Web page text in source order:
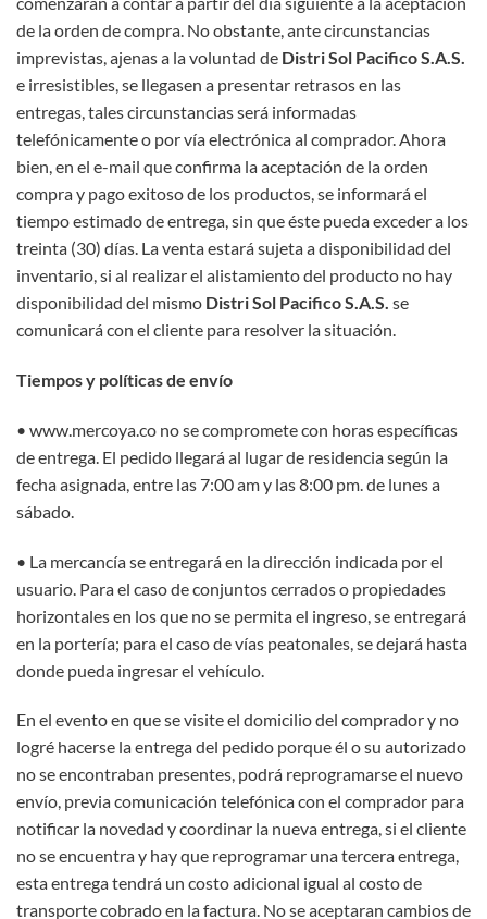
de la orden de compra. No obstante, ante circunstancias
imprevistas, ajenas a la voluntad de Distri Sol Pacifico S.A.S.
e irresistibles, se llegasen a presentar retrasos en las
entregas, tales circunstancias será informadas
telefónicamente o por vía electrónica al comprador. Ahora
bien, en el e-mail que confirma la aceptación de la orden
compra y pago exitoso de los productos, se informará el
tiempo estimado de entrega, sin que éste pueda exceder a los
treinta (30) días. La venta estará sujeta a disponibilidad del
inventario, si al realizar el alistamiento del producto no hay
disponibilidad del mismo Distri Sol Pacifico S.A.S. se
comunicará con el cliente para resolver la situación.
Tiempos y políticas de envío
• www.mercoya.co no se compromete con horas específicas
de entrega. El pedido llegará al lugar de residencia según la
fecha asignada, entre las 7:00 am y las 8:00 pm. de lunes a
sábado.
• La mercancía se entregará en la dirección indicada por el
usuario. Para el caso de conjuntos cerrados o propiedades
horizontales en los que no se permita el ingreso, se entregará
en la portería; para el caso de vías peatonales, se dejará hasta
donde pueda ingresar el vehículo.
En el evento en que se visite el domicilio del comprador y no
logré hacerse la entrega del pedido porque él o su autorizado
no se encontraban presentes, podrá reprogramarse el nuevo
envío, previa comunicación telefónica con el comprador para
notificar la novedad y coordinar la nueva entrega, si el cliente
no se encuentra y hay que reprogramar una tercera entrega,
esta entrega tendrá un costo adicional igual al costo de
transporte cobrado en la factura. No se aceptaran cambios de